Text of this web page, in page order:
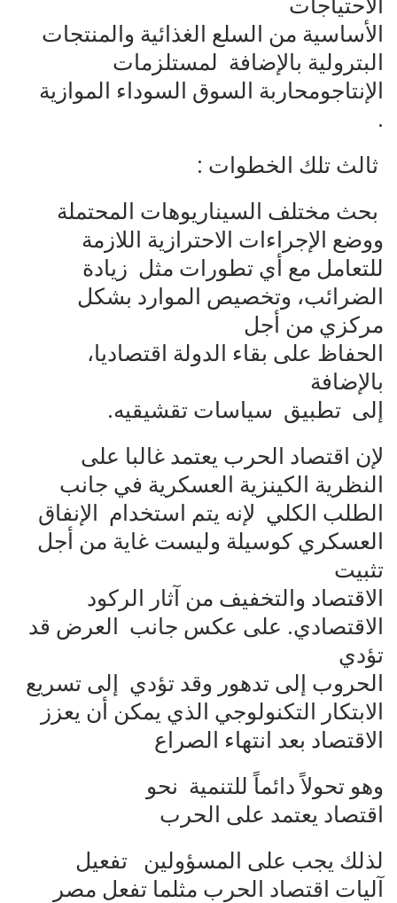
الاحتياجات
الأساسية من السلع الغذائية والمنتجات
البترولية بالإضافة لمستلزمات
الإنتاجومحاربة السوق السوداء الموازية
.
ثالث تلك الخطوات :
بحث مختلف السيناريوهات المحتملة
ووضع الإجراءات الاحترازية اللازمة
للتعامل مع أي تطورات مثل زيادة
الضرائب، وتخصيص الموارد بشكل
مركزي من أجل
الحفاظ على بقاء الدولة اقتصاديا،
بالإضافة
إلى تطبيق سياسات تقشيقيه.
لإن اقتصاد الحرب يعتمد غالبا على
النظرية الكينزية العسكرية في جانب
الطلب الكلي لإنه يتم استخدام الإنفاق
العسكري كوسيلة وليست غاية من أجل
تثبيت
الاقتصاد والتخفيف من آثار الركود
الاقتصادي. على عكس جانب العرض قد
تؤدي
الحروب إلى تدهور وقد تؤدي إلى تسريع
الابتكار التكنولوجي الذي يمكن أن يعزز
الاقتصاد بعد انتهاء الصراع
وهو تحولاً دائماً للتنمية نحو
اقتصاد يعتمد على الحرب
لذلك يجب على المسؤولين تفعيل
آليات اقتصاد الحرب مثلما تفعل مصر